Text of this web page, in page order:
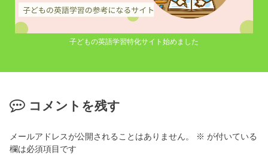
子どもの英語学習特化サイト始めました
コメントを残す
メールアドレスが公開されることはありません。 ※ が付いている
欄は必須項目です